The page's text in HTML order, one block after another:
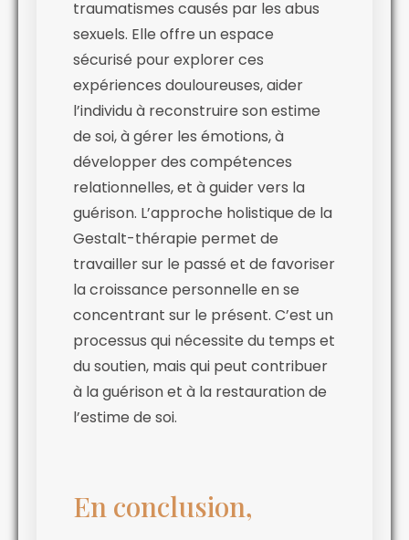
traumatismes causés par les abus
sexuels. Elle offre un espace
sécurisé pour explorer ces
expériences douloureuses, aider
l’individu à reconstruire son estime
de soi, à gérer les émotions, à
développer des compétences
relationnelles, et à guider vers la
guérison. L’approche holistique de la
Gestalt-thérapie permet de
travailler sur le passé et de favoriser
la croissance personnelle en se
concentrant sur le présent. C’est un
processus qui nécessite du temps et
du soutien, mais qui peut contribuer
à la guérison et à la restauration de
l’estime de soi.
En conclusion,